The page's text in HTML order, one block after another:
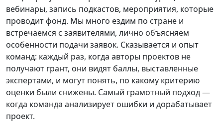
вебинары, запись подкастов, мероприятия, которые
проводит фонд. Мы много ездим по стране и
встречаемся с заявителями, лично объясняем
особенности подачи заявок. Сказывается и опыт
команд: каждый раз, когда авторы проектов не
получают грант, они видят баллы, выставленные
экспертами, и могут понять, по какому критерию
оценки были снижены. Самый грамотный подход —
когда команда анализирует ошибки и дорабатывает
проект.